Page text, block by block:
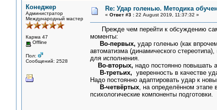
Конеджер
Администратор
Международный мастер
Карма 47
Offline
Пол:
Сообщений: 2528
Re: Удар голенью. Методика
« Ответ #3 :22 August 2019, 11:37:32 »
Прежде чем перейти к обсуждению
моменты:
Во-первых, удар голенью (как
автоматизма (динамического
для исполнения.
Во-вторых, надо постоянно повышать
В-третьих, уверенность в качестве
Надо постоянно адаптировать удар к
В-четвёртых, на определённом этапе
психологические компоненты подготовки.